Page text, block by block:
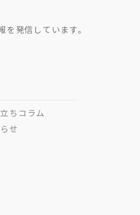
を発信しています。
ちコラム
せ